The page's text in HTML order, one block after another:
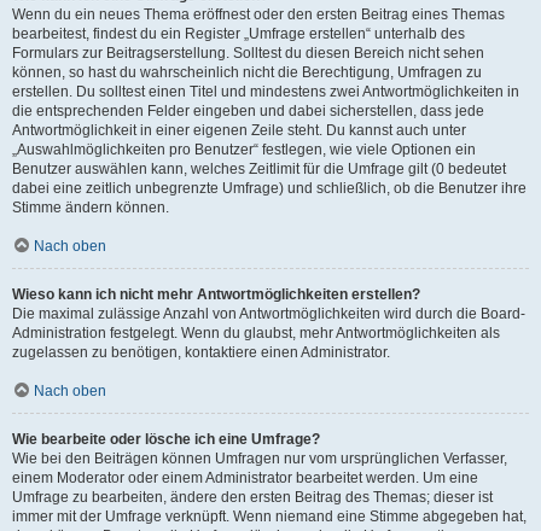
Wenn du ein neues Thema eröffnest oder den ersten Beitrag eines Themas
bearbeitest, findest du ein Register „Umfrage erstellen“ unterhalb des
Formulars zur Beitragserstellung. Solltest du diesen Bereich nicht sehen
können, so hast du wahrscheinlich nicht die Berechtigung, Umfragen zu
erstellen. Du solltest einen Titel und mindestens zwei Antwortmöglichkeiten in
die entsprechenden Felder eingeben und dabei sicherstellen, dass jede
Antwortmöglichkeit in einer eigenen Zeile steht. Du kannst auch unter
„Auswahlmöglichkeiten pro Benutzer“ festlegen, wie viele Optionen ein
Benutzer auswählen kann, welches Zeitlimit für die Umfrage gilt (0 bedeutet
dabei eine zeitlich unbegrenzte Umfrage) und schließlich, ob die Benutzer ihre
Stimme ändern können.
Nach oben
Wieso kann ich nicht mehr Antwortmöglichkeiten erstellen?
Die maximal zulässige Anzahl von Antwortmöglichkeiten wird durch die Board-
Administration festgelegt. Wenn du glaubst, mehr Antwortmöglichkeiten als
zugelassen zu benötigen, kontaktiere einen Administrator.
Nach oben
Wie bearbeite oder lösche ich eine Umfrage?
Wie bei den Beiträgen können Umfragen nur vom ursprünglichen Verfasser,
einem Moderator oder einem Administrator bearbeitet werden. Um eine
Umfrage zu bearbeiten, ändere den ersten Beitrag des Themas; dieser ist
immer mit der Umfrage verknüpft. Wenn niemand eine Stimme abgegeben hat,